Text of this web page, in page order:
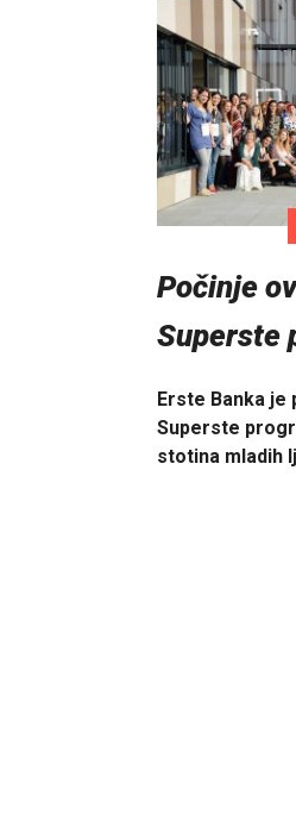
Počinje
Superste
Erste Banka
Superste
stotina mladih